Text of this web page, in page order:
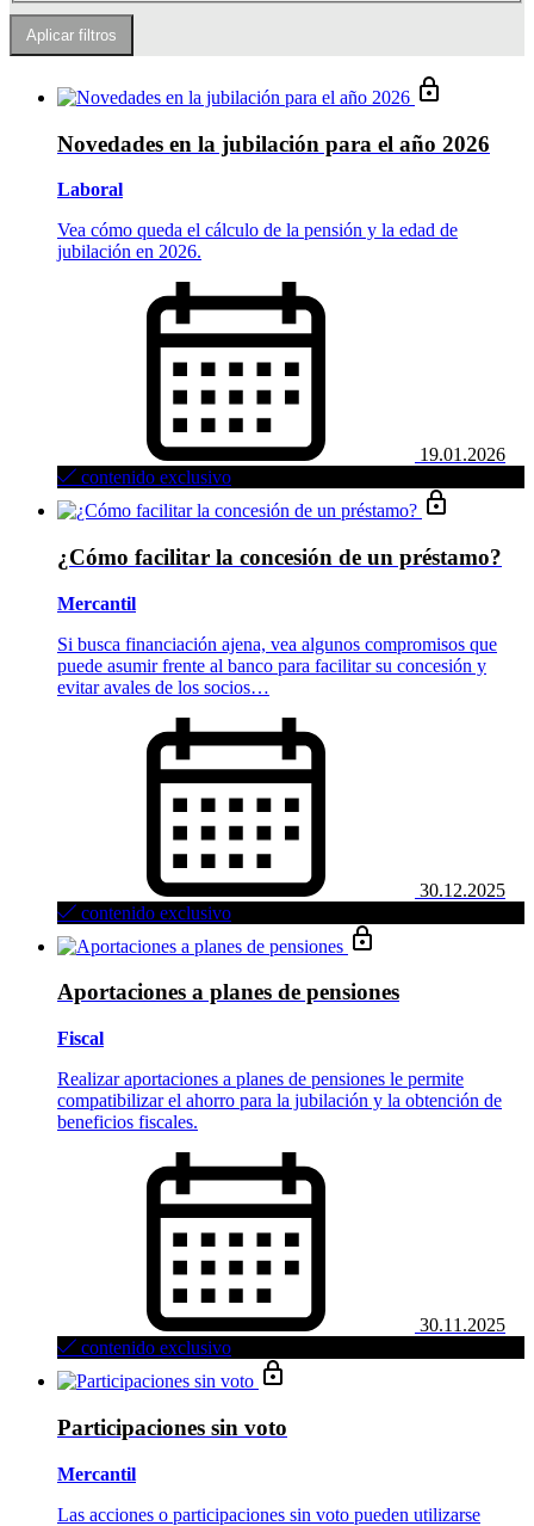
Novedades en la jubilación para el año 2026
Laboral
Vea cómo queda el cálculo de la pensión y la edad de
jubilación en 2026.
19.01.2026
contenido exclusivo
¿Cómo facilitar la concesión de un préstamo?
Mercantil
Si busca financiación ajena, vea algunos compromisos que
puede asumir frente al banco para facilitar su concesión y
evitar avales de los socios…
30.12.2025
contenido exclusivo
Aportaciones a planes de pensiones
Fiscal
Realizar aportaciones a planes de pensiones le permite
compatibilizar el ahorro para la jubilación y la obtención de
beneficios fiscales.
30.11.2025
contenido exclusivo
Participaciones sin voto
Mercantil
Las acciones o participaciones sin voto pueden utilizarse